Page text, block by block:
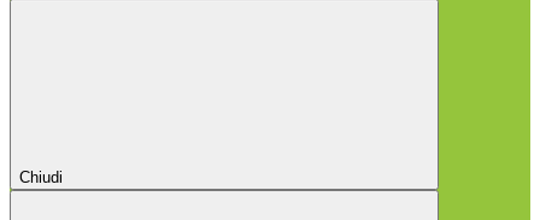
Chiudi